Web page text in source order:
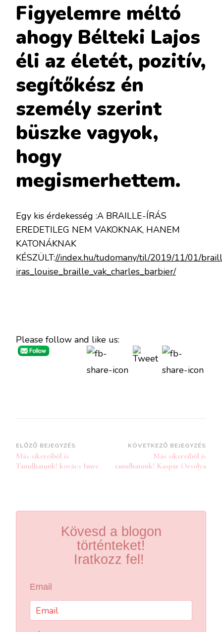
Figyelemre méltó
ahogy Bélteki Lajos
éli az életét, pozitív,
segítőkész én
személy szerint
büszke vagyok,
hogy
megismerhettem.
Egy kis érdekesség :A BRAILLE-ÍRÁS
EREDETILEG NEM VAKOKNAK, HANEM
KATONÁKNAK
KÉSZÜLT://index.hu/tudomany/til/2019/11/01/
iras_louise_braille_vak_charles_barbier/
Please follow and like us:
Bejegyzések
navigációja
ELŐZŐ BEJEGYZÉS
Más sikereiből is
Tanulhatunk! kovács Imre
KÖVETKEZŐ BEJEGYZÉS
Más sikereiből is
tanulhatunk! Kaspár Orsolya
Kövesd a blogon
történteket!
Iratkozz fel!
Email